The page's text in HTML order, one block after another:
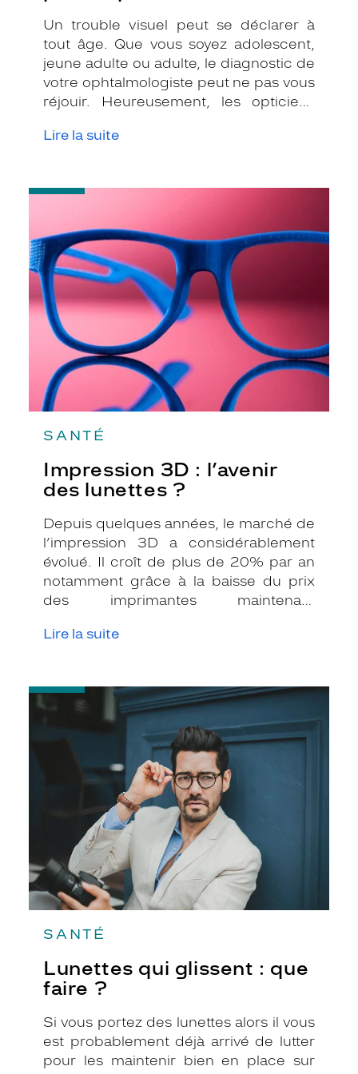
Un trouble visuel peut se déclarer à
tout âge. Que vous soyez adolescent,
jeune adulte ou adulte, le diagnostic de
votre ophtalmologiste peut ne pas vous
réjouir. Heureusement, les opticiens
décomplexer et vous conseiller LA
Lire la suite
SANTÉ
Impression 3D : l’avenir
des lunettes ?
Depuis quelques années, le marché de
l’impression 3D a considérablement
évolué. Il croît de plus de 20% par an
notamment grâce à la baisse du prix
des imprimantes maintenant
grâce à une progression technique des
l'optique compte tenu des progrès faits
en impression 3D ? Zoom sur le sujet.
Lire la suite
-
:
l’avenir
des
lunettes
SANTÉ
Lunettes qui glissent : que
faire ?
Si vous portez des lunettes alors il vous
est probablement déjà arrivé de lutter
pour les maintenir bien en place sur
-
Lunettes
glissent